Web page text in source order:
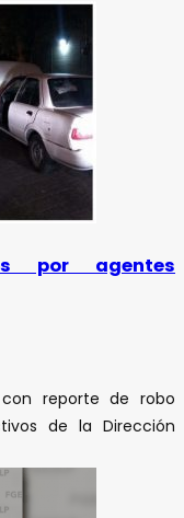
por agentes
reporte de robo
de la Dirección